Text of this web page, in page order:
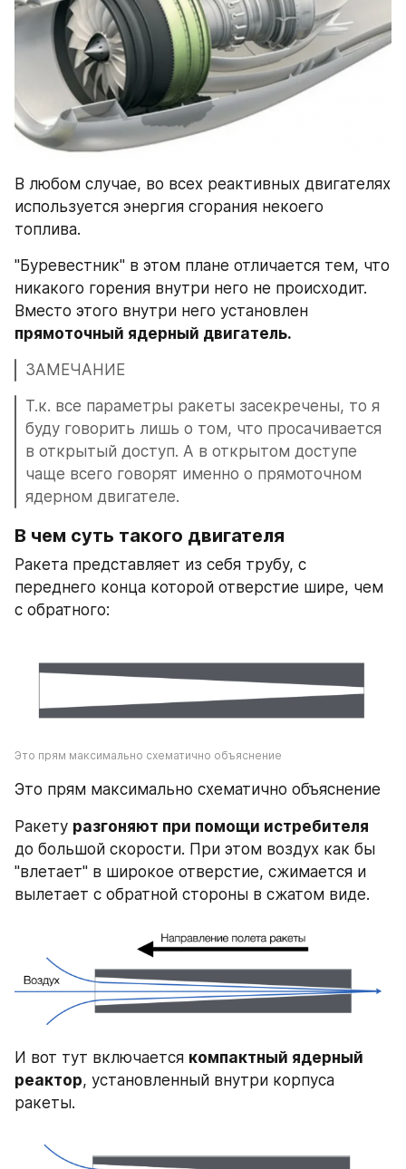
В любом случае, во всех реактивных двигателях
используется энергия сгорания некоего
топлива.
"Буревестник" в этом плане отличается тем, что
никакого горения внутри него не происходит.
прямоточный ядерный двигатель.
ЗАМЕЧАНИЕ
Т.к. все параметры ракеты засекречены, то я
буду говорить лишь о том, что просачивается
в открытый доступ. А в открытом доступе
чаще всего говорят именно о прямоточном
ядерном двигателе.
В чем суть такого двигателя
Ракета представляет из себя трубу, с
переднего конца которой отверстие шире, чем
с обратного:
Это прям максимально схематично объяснение
Это прям максимально схематично объяснение
Ракету разгоняют при помощи истребителя
до большой скорости. При этом воздух как бы
"влетает" в широкое отверстие, сжимается и
вылетает с обратной стороны в сжатом виде.
И вот тут включается компактный ядерный
реактор, установленный внутри корпуса
ракеты.